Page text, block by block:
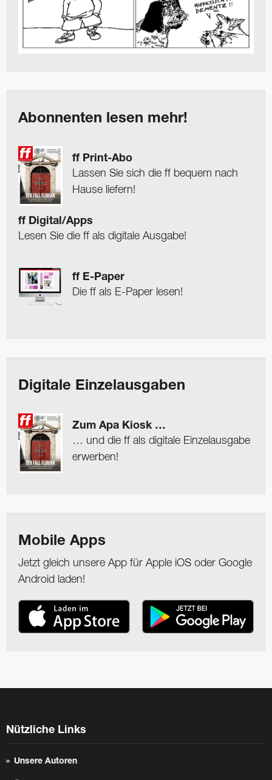
Abonnenten lesen mehr!
ff Print-Abo
Lassen Sie sich die ff bequem nach
Hause liefern!
ff Digital/Apps
Lesen Sie die ff als digitale Ausgabe!
ff E-Paper
Die ff als E-Paper lesen!
Digitale Einzelausgaben
Zum Apa Kiosk …
… und die ff als digitale Einzelausgabe
erwerben!
Mobile Apps
Jetzt gleich unsere App für Apple iOS oder Google
Android laden!
Nützliche Links
Unsere Autoren